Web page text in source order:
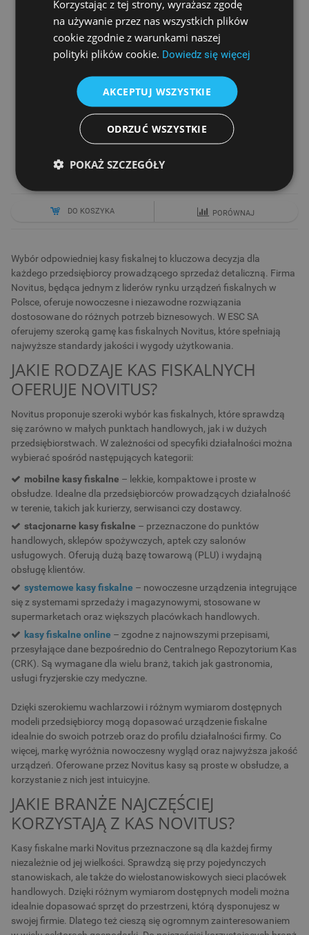
NOVITUS NEXT PRO BUS GSM24
2 990,00 zł
3 090,00 zł
DO KOSZYKA PORÓWNAJ
Wybór odpowiedniej kasy fiskalnej to kluczowa decyzja dla
każdego przedsiębiorcy prowadzącego sprzedaż detaliczną. Firma
Novitus, będąca jednym z liderów rynku urządzeń fiskalnych w
Polsce, oferuje nowoczesne i niezawodne rozwiązania
dostosowane do różnych potrzeb biznesowych. W ESC SA
oferujemy szeroką gamę kas fiskalnych Novitus, które spełniają
najwyższe standardy jakości i wygody użytkowania.
JAKIE RODZAJE KAS FISKALNYCH
OFERUJE NOVITUS?
Novitus proponuje szeroki wybór kas fiskalnych, które sprawdzą
się zarówno w małych punktach handlowych, jak i w dużych
przedsiębiorstwach. W zależności od specyfiki działalności można
wybierać spośród następujących kategorii:
mobilne kasy fiskalne – lekkie, kompaktowe i proste w
obsłudze. Idealne dla przedsiębiorców prowadzących działalność
w terenie, takich jak kurierzy, serwisanci czy dostawcy.
stacjonarne kasy fiskalne – przeznaczone do punktów
handlowych, sklepów spożywczych, aptek czy salonów
usługowych. Oferują dużą bazę towarową (PLU) i wydajną
obsługę klientów.
systemowe kasy fiskalne – nowoczesne urządzenia integrujące
się z systemami sprzedaży i magazynowymi, stosowane w
supermarketach oraz większych placówkach handlowych.
kasy fiskalne online – zgodne z najnowszymi przepisami,
przesyłające dane bezpośrednio do Centralnego Repozytorium Kas
(CRK). Są wymagane dla wielu branż, takich jak gastronomia,
usługi fryzjerskie czy medyczne.
Dzięki szerokiemu wachlarzowi i różnym wymiarom dostępnych
modeli przedsiębiorcy mogą dopasować urządzenie fiskalne
idealnie do swoich potrzeb oraz do profilu działalności firmy. Co
więcej, markę wyróżnia nowoczesny wygląd oraz najwyższa jakość
urządzeń. Oferowane przez Novitus kasy są proste w obsłudze, a
korzystanie z nich jest intuicyjne.
JAKIE BRANŻE NAJCZĘŚCIEJ
KORZYSTAJĄ Z KAS NOVITUS?
Kasy fiskalne marki Novitus przeznaczone są dla każdej firmy
niezależnie od jej wielkości. Sprawdzą się przy pojedynczych
stanowiskach, ale także do wielostanowiskowych sieci placówek
handlowych. Dzięki różnym wymiarom dostępnych modeli można
idealnie dopasować sprzęt do przestrzeni, którą dysponujesz w
swojej firmie. Dlatego też cieszą się ogromnym zainteresowaniem
Korzystając z tej strony, wyrażasz zgodę
na używanie przez nas wszystkich plików
cookie zgodnie z warunkami naszej
polityki plików cookie. Dowiedz się więcej
AKCEPTUJ WSZYSTKIE
ODRZUĆ WSZYSTKIE
POKAŻ SZCZEGÓŁY